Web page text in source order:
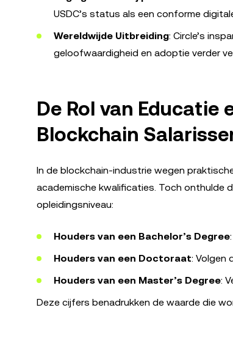
USDC’s status als een conforme
Wereldwijde Uitbreiding: Circle’s
geloofwaardigheid en adoptie verder
De Rol van Educatie
Blockchain
In de blockchain-industrie wegen
academische kwalificaties. Toch onthulde
opleidingsniveau:
Houders van een Bachelor’s Degree
Houders van een Doctoraat: Volgen
Houders van een Master’s Degree:
Deze cijfers benadrukken de waarde die